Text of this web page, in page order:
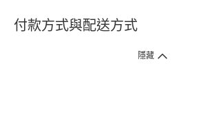
付款方式與配送方式
隱藏